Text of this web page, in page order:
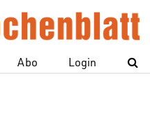
Abo Login